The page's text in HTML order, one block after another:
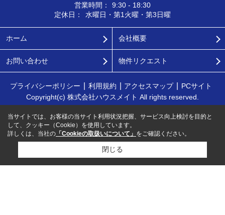
営業時間：
9:30 - 18:30
定休日：
水曜日・第1火曜・第3日曜
ホーム 会社概要
お問い合わせ 物件リクエスト
プライバシーポリシー 利用規約 アクセスマップ
PCサイト
Copyright(c) 株式会社ハウスメイト All rights reserved.
当サイトでは、お客様の当サイト利用状況把握、サービス向上検討を目的と
して、クッキー（Cookie）を使用しています。
詳しくは、当社の 「Cookieの取扱いについて」 をご確認ください。
閉じる